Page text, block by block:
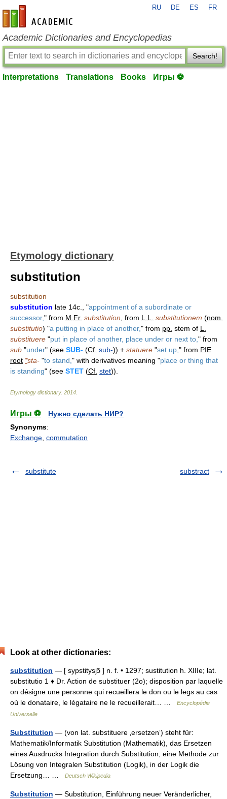
en-academic.com
RU DE ES FR
Academic Dictionaries and Encyclopedias
Search!
Interpretations Translations Books Игры ⚽
Etymology dictionary
substitution
substitution
substitution late 14c., "appointment of a subordinate or
successor," from M.Fr. substitution , from L.L. substitutionem (nom.
substitutio) "a putting in place of another," from pp. stem of L.
substituere "put in place of another, place under or next to, " from
sub "under" (see SUB- (Cf. sub-)) + statuere "set up, " from PIE
root *sta- "to stand, " with derivatives meaning "place or thing that
is standing" (see STET (Cf. stet)).
Etymology dictionary. 2014
Игры ⚽
Нужно сделать НИР?
Synonyms:
Exchange commutation
substitute substract
Look at other dictionaries:
substitution — [ sypstitysjɔ̃ ] n. f. • 1297; sustitution h. XIIIe; lat.
substitutio 1 ♦ Dr. Action de substituer (2o); disposition par laquelle
on désigne une personne qui recueillera le don ou le legs au cas
où le donataire, le légataire ne le recueillerait… …
Encyclopédie
Universelle
Substitution — (von lat. substituere ‚ersetzen‘) steht für:
Mathematik/Informatik Substitution (Mathematik), das Ersetzen
eines Ausdrucks Integration durch Substitution, eine Methode zur
Lösung von Integralen Substitution (Logik), in der Logik die
Ersetzung… …
Deutsch Wikipedia
Substitution — Substitution, Einführung neuer Veränderlicher,